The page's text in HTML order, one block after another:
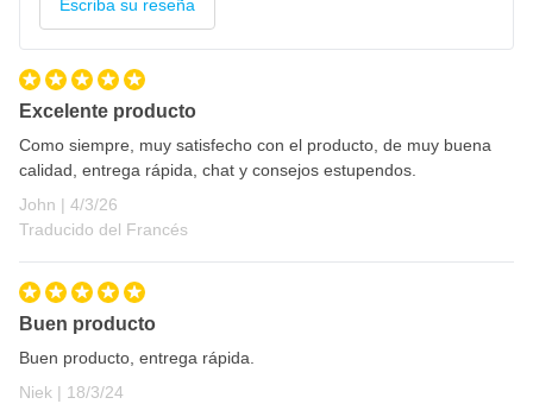
Escriba su reseña
Excelente producto
Como siempre, muy satisfecho con el producto, de muy buena
calidad, entrega rápida, chat y consejos estupendos.
John | 4 de marzo de 2026
4/3/26
Traducido del Francés
Buen producto
Buen producto, entrega rápida.
Niek | 18 de marzo de 2024
18/3/24